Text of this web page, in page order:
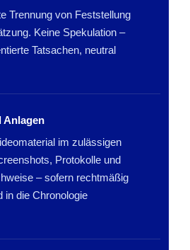
Trennung von Feststellung
Keine Spekulation –
Tatsachen, neutral
Anlagen
im zulässigen
Protokolle und
– sofern rechtmäßig
in die Chronologie